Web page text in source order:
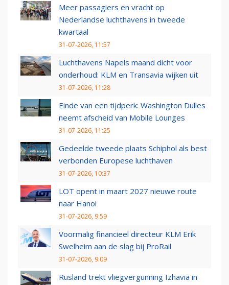
Meer passagiers en vracht op
Nederlandse luchthavens in tweede
kwartaal
31-07-2026, 11:57
Luchthavens Napels maand dicht voor
onderhoud: KLM en Transavia wijken uit
31-07-2026, 11:28
Einde van een tijdperk: Washington Dulles
neemt afscheid van Mobile Lounges
31-07-2026, 11:25
Gedeelde tweede plaats Schiphol als best
verbonden Europese luchthaven
31-07-2026, 10:37
LOT opent in maart 2027 nieuwe route
naar Hanoi
31-07-2026, 9:59
Voormalig financieel directeur KLM Erik
Swelheim aan de slag bij ProRail
31-07-2026, 9:09
Rusland trekt vliegvergunning Izhavia in